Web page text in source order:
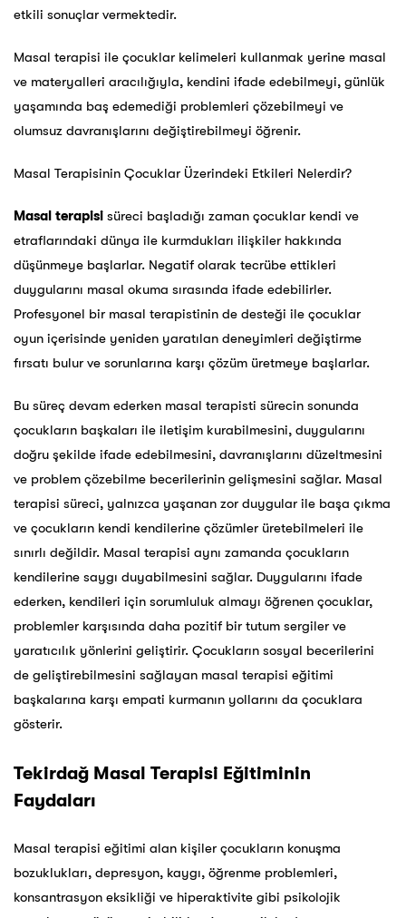
etkili sonuçlar vermektedir.
Masal terapisi ile çocuklar kelimeleri kullanmak yerine masal
ve materyalleri aracılığıyla, kendini ifade edebilmeyi, günlük
yaşamında baş edemediği problemleri çözebilmeyi ve
olumsuz davranışlarını değiştirebilmeyi öğrenir.
Masal Terapisinin Çocuklar Üzerindeki Etkileri Nelerdir?
Masal terapisi süreci başladığı zaman çocuklar kendi ve
etraflarındaki dünya ile kurmdukları ilişkiler hakkında
düşünmeye başlarlar. Negatif olarak tecrübe ettikleri
duygularını masal okuma sırasında ifade edebilirler.
Profesyonel bir masal terapistinin de desteği ile çocuklar
oyun içerisinde yeniden yaratılan deneyimleri değiştirme
fırsatı bulur ve sorunlarına karşı çözüm üretmeye başlarlar.
Bu süreç devam ederken masal terapisti sürecin sonunda
çocukların başkaları ile iletişim kurabilmesini, duygularını
doğru şekilde ifade edebilmesini, davranışlarını düzeltmesini
ve problem çözebilme becerilerinin gelişmesini sağlar. Masal
terapisi süreci, yalnızca yaşanan zor duygular ile başa çıkma
ve çocukların kendi kendilerine çözümler üretebilmeleri ile
sınırlı değildir. Masal terapisi aynı zamanda çocukların
kendilerine saygı duyabilmesini sağlar. Duygularını ifade
ederken, kendileri için sorumluluk almayı öğrenen çocuklar,
problemler karşısında daha pozitif bir tutum sergiler ve
yaratıcılık yönlerini geliştirir. Çocukların sosyal becerilerini
de geliştirebilmesini sağlayan masal terapisi eğitimi
başkalarına karşı empati kurmanın yollarını da çocuklara
gösterir.
Tekirdağ Masal Terapisi Eğitiminin
Faydaları
Masal terapisi eğitimi alan kişiler çocukların konuşma
bozuklukları, depresyon, kaygı, öğrenme problemleri,
konsantrasyon eksikliği ve hiperaktivite gibi psikolojik